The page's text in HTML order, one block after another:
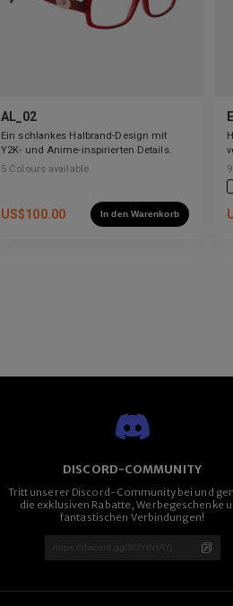
AL_02
Ein schlankes Halbrand-Design mit
Y2K- und Anime-inspirierten Details.
5 Colours available
US$100.00 In den Warenkorb
9
DISCORD-COMMUNITY
Tritt unserer Discord-Community bei und
die exklusiven Rabatte, Werbegeschenke
fantastischen Verbindungen!